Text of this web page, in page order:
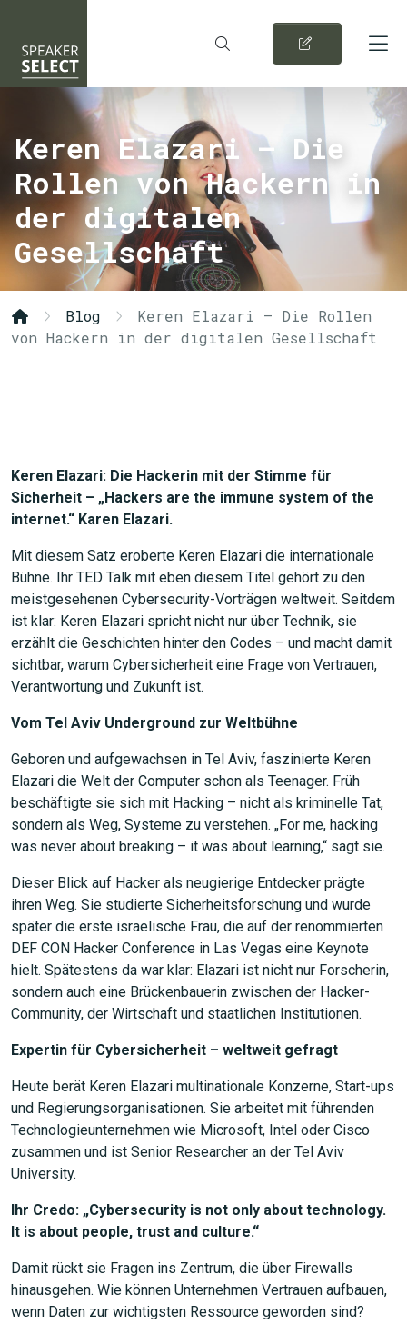
Keren Elazari – Die
Rollen von Hackern in
der digitalen
Gesellschaft
Blog
Keren Elazari – Die Rollen
von Hackern in der digitalen Gesellschaft
Keren Elazari: Die Hackerin mit der Stimme für
Sicherheit – „Hackers are the immune system of the
internet.“ Karen Elazari.
Mit diesem Satz eroberte Keren Elazari die internationale
Bühne. Ihr TED Talk mit eben diesem Titel gehört zu den
meistgesehenen Cybersecurity-Vorträgen weltweit. Seitdem
ist klar: Keren Elazari spricht nicht nur über Technik, sie
erzählt die Geschichten hinter den Codes – und macht damit
sichtbar, warum Cybersicherheit eine Frage von Vertrauen,
Verantwortung und Zukunft ist.
Vom Tel Aviv Underground zur Weltbühne
Geboren und aufgewachsen in Tel Aviv, faszinierte Keren
Elazari die Welt der Computer schon als Teenager. Früh
beschäftigte sie sich mit Hacking – nicht als kriminelle Tat,
sondern als Weg, Systeme zu verstehen. „For me, hacking
was never about breaking – it was about learning,“ sagt sie.
Dieser Blick auf Hacker als neugierige Entdecker prägte
ihren Weg. Sie studierte Sicherheitsforschung und wurde
später die erste israelische Frau, die auf der renommierten
DEF CON Hacker Conference in Las Vegas eine Keynote
hielt. Spätestens da war klar: Elazari ist nicht nur Forscherin,
sondern auch eine Brückenbauerin zwischen der Hacker-
Community, der Wirtschaft und staatlichen Institutionen.
Expertin für Cybersicherheit – weltweit gefragt
Heute berät Keren Elazari multinationale Konzerne, Start-ups
und Regierungsorganisationen. Sie arbeitet mit führenden
Technologieunternehmen wie Microsoft, Intel oder Cisco
zusammen und ist Senior Researcher an der Tel Aviv
University.
Ihr Credo: „Cybersecurity is not only about technology.
It is about people, trust and culture.“
Damit rückt sie Fragen ins Zentrum, die über Firewalls
hinausgehen. Wie können Unternehmen Vertrauen aufbauen,
wenn Daten zur wichtigsten Ressource geworden sind?